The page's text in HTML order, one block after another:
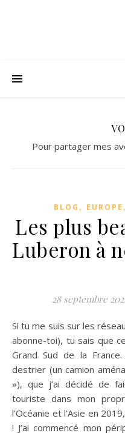
Pour partager mes
BLOG , EUROPE ,
Les plus
Luberon à
28 septembre
Si tu me suis sur les réseaux sociaux (si ce n’est pas le cas,
abonne-toi), tu sais que
Grand Sud de la
destrier (un camion
»), que j’ai décidé de
touriste dans mon
l’Océanie et l’Asie en
! J’ai commencé mon